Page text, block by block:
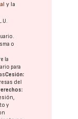
y la
o
la
para
Cesión:
del
y